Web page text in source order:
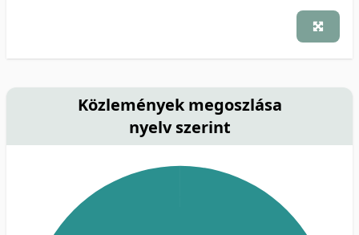
Közlemények megoszlása
nyelv szerint